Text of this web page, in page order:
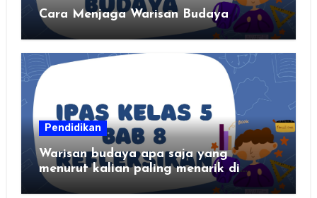
Cara Menjaga Warisan Budaya
Pendidikan
Warisan budaya apa saja yang
menurut kalian paling menarik di